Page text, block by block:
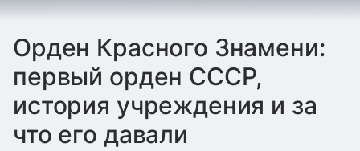
Орден Красного Знамени:
первый орден СССР,
история учреждения и за
что его давали